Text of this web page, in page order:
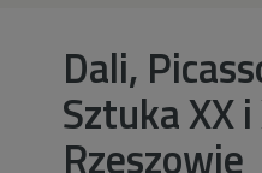
Dali,
Sztuka XX
Rzeszowie